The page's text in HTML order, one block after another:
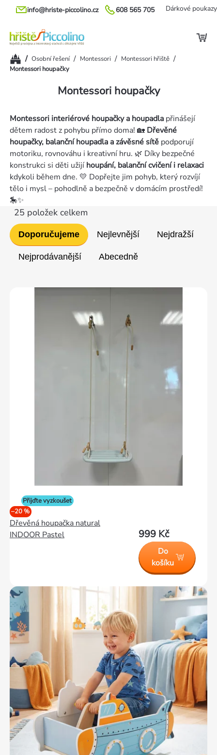
Přejít
608 565 705
info@hriste-piccolino.cz Dárkové poukazy
Domů/ Osobní řešení / Montessori / Montessori hřiště /
Montessori houpačky
Montessori houpačky
Montessori interiérové houpačky a houpadla přinášejí
dětem radost z pohybu přímo doma! 🏡 Dřevěné
houpačky, balanční houpadla a závěsné sítě podporují
motoriku, rovnováhu i kreativní hru. 🌿 Díky bezpečné
konstrukci si děti užijíhoupání, balanční cvičení i relaxaci
kdykoli během dne. 💛 Dopřejte jim pohyb, který rozvíjí
tělo i mysl – pohodlně a bezpečně v domácím prostředí!
🎠✨
Řazení
produktů
Doporučujeme Nejlevnější Nejdražší
Nejprodávanější Abecedně
25 položek celkem
Výpis
Přijďte vyzkoušet
–20 %
Dřevěná houpačka natural
INDOOR Pastel
999 Kč
Do
košíku